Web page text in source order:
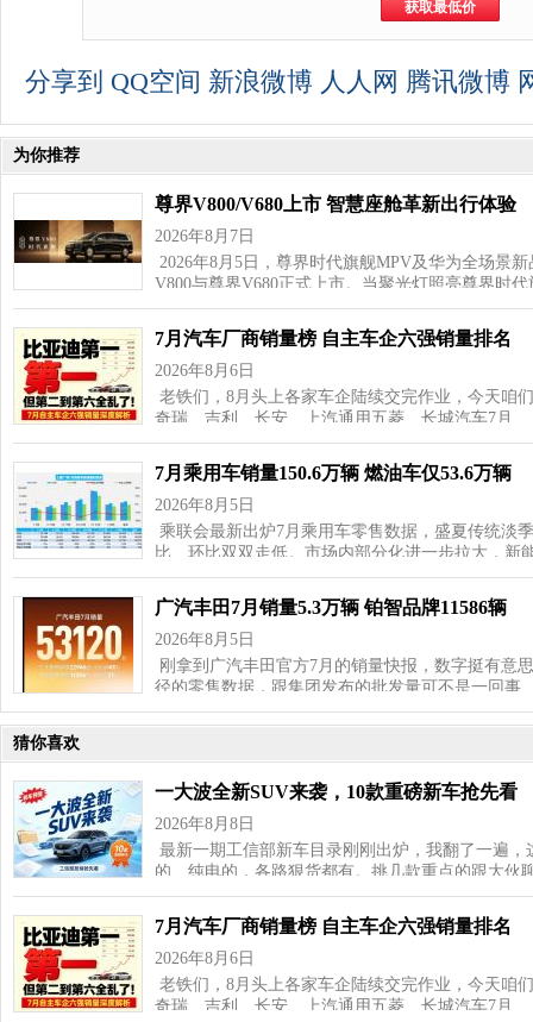
分享到 QQ空间 新浪微博 人人网 腾讯微博
为你推荐
尊界V800/V680上市 智慧座舱革新出行体验
2026年8月7日
2026年8月5日，尊界时代旗舰MPV及华为全场景
V800与尊界V680正式上市。当聚光灯照亮尊界时
7月汽车厂商销量榜 自主车企六强销量排名
2026年8月6日
老铁们，8月头上各家车企陆续交完作业，今天
奇瑞、吉利、长安、上汽通用五菱、长城汽车7月…
7月乘用车销量150.6万辆 燃油车仅53.6万辆
2026年8月5日
乘联会最新出炉7月乘用车零售数据，盛夏传统淡
比、环比双双走低。市场内部分化进一步拉大，新
广汽丰田7月销量5.3万辆 铂智品牌11586辆
2026年8月5日
刚拿到广汽丰田官方7月的销量快报，数字挺有
径的零售数据，跟集团发布的批发量可不是一回事
猜你喜欢
一大波全新SUV来袭，10款重磅新车抢先看
2026年8月8日
最新一期工信部新车目录刚刚出炉，我翻了一遍
的、纯电的，各路狠货都有。挑几款重点的跟大伙
7月汽车厂商销量榜 自主车企六强销量排名
2026年8月6日
老铁们，8月头上各家车企陆续交完作业，今天
奇瑞、吉利、长安、上汽通用五菱、长城汽车7月…